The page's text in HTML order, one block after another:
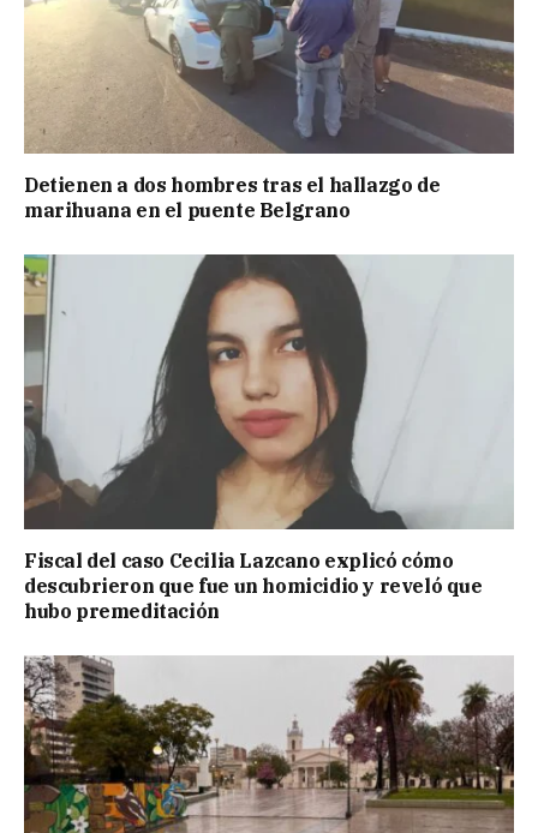
Detienen a dos hombres tras el hallazgo de
marihuana en el puente Belgrano
Fiscal del caso Cecilia Lazcano explicó cómo
descubrieron que fue un homicidio y reveló que
hubo premeditación